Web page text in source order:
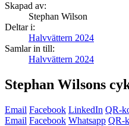
Skapad av:
Stephan Wilson
Deltar i:
Halvvättern 2024
Samlar in till:
Halvvättern 2024
Stephan Wilsons
Email Facebook LinkedIn QR-
Email Facebook Whatsapp QR-